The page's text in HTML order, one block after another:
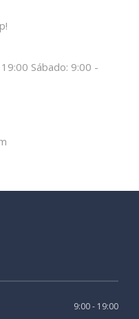
Sábado: 9:00 -
9:00 - 19:00